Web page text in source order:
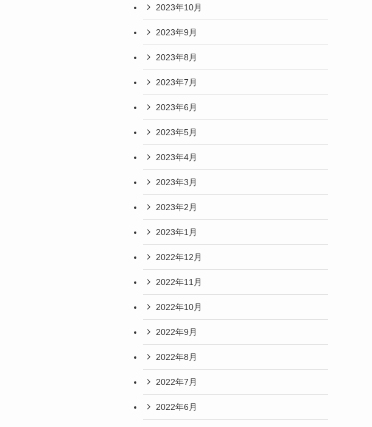
2023年10月
2023年9月
2023年8月
2023年7月
2023年6月
2023年5月
2023年4月
2023年3月
2023年2月
2023年1月
2022年12月
2022年11月
2022年10月
2022年9月
2022年8月
2022年7月
2022年6月